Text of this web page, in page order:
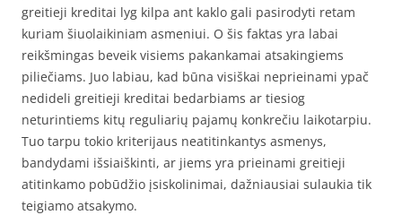
greitieji kreditai lyg kilpa ant kaklo gali pasirodyti retam
kuriam šiuolaikiniam asmeniui. O šis faktas yra labai
reikšmingas beveik visiems pakankamai atsakingiems
piliečiams. Juo labiau, kad būna visiškai neprieinami ypač
nedideli greitieji kreditai bedarbiams ar tiesiog
neturintiems kitų reguliarių pajamų konkrečiu laikotarpiu.
Tuo tarpu tokio kriterijaus neatitinkantys asmenys,
bandydami išsiaiškinti, ar jiems yra prieinami greitieji
atitinkamo pobūdžio įsiskolinimai, dažniausiai sulaukia tik
teigiamo atsakymo.